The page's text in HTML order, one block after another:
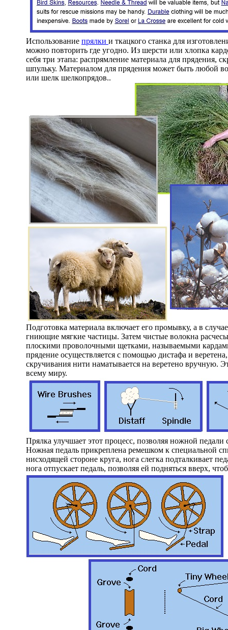
Использование прялки и ткацкого станка для
можно повторить где угодно. Из шерсти или хлопка
себя три этапа: распрямление материала для прядения,
шпульку. Материалом для прядения может быть любой
или шелк шелкопрядов..
Подготовка материала включает его промывку, а в
гниющие мягкие частицы. Затем чистые волокна
плоскими проволочными щетками, называемыми
прядение осуществляется с помощью дистафа и
скручивания нити наматывается на веретено вручную.
всему миру.
Прялка улучшает этот процесс, позволяя ножной
Ножная педаль прикреплена ремешком к специальной
нисходящей стороне круга, нога слегка подталкивает
нога отпускает педаль, позволяя ей подняться вверх,